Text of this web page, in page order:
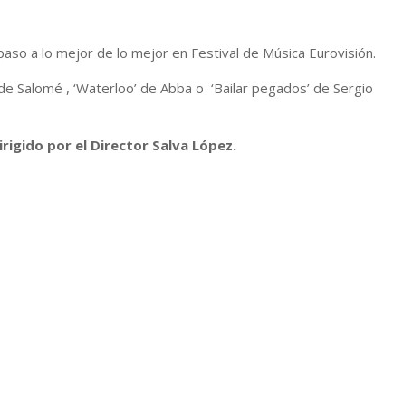
a lo mejor de lo mejor en Festival de Música Eurovisión.
Salomé , ‘Waterloo’ de Abba o ‘Bailar pegados’ de Sergio
por el Director Salva López.